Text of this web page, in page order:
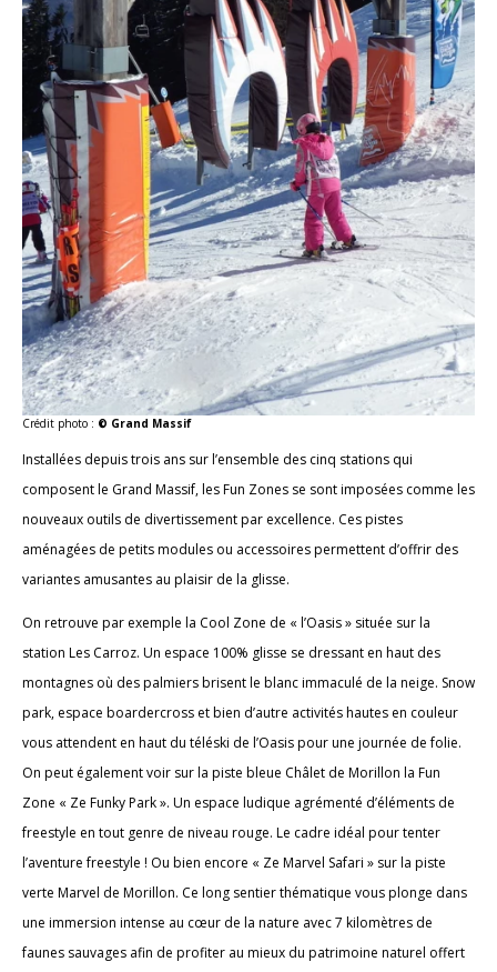
Crédit photo : © Grand Massif
Installées depuis trois ans sur l’ensemble des cinq stations qui
composent le Grand Massif, les Fun Zones se sont imposées comme les
nouveaux outils de divertissement par excellence. Ces pistes
aménagées de petits modules ou accessoires permettent d’offrir des
variantes amusantes au plaisir de la glisse.
On retrouve par exemple la Cool Zone de « l’Oasis » située sur la
station Les Carroz. Un espace 100% glisse se dressant en haut des
montagnes où des palmiers brisent le blanc immaculé de la neige. Snow
park, espace boardercross et bien d’autre activités hautes en couleur
vous attendent en haut du téléski de l’Oasis pour une journée de folie.
On peut également voir sur la piste bleue Châlet de Morillon la Fun
Zone « Ze Funky Park ». Un espace ludique agrémenté d’éléments de
freestyle en tout genre de niveau rouge. Le cadre idéal pour tenter
l’aventure freestyle ! Ou bien encore « Ze Marvel Safari » sur la piste
verte Marvel de Morillon. Ce long sentier thématique vous plonge dans
une immersion intense au cœur de la nature avec 7 kilomètres de
faunes sauvages afin de profiter au mieux du patrimoine naturel offert